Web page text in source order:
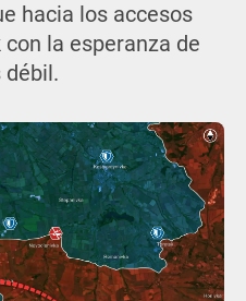
hacia los accesos
la esperanza de
débil.